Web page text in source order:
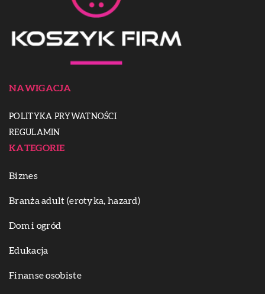
NAWIGACJA
POLITYKA PRYWATNOŚCI
REGULAMIN
KATEGORIE
Biznes
Branża adult (erotyka, hazard)
Dom i ogród
Edukacja
Finanse osobiste